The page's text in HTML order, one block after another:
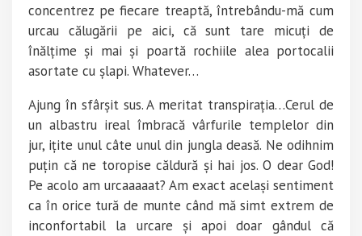
concentrez pe fiecare treaptă, întrebându-mă cum
urcau călugării pe aici, că sunt tare micuți de
înălțime și mai și poartă rochiile alea portocalii
asortate cu șlapi. Whatever…
Ajung în sfârșit sus. A meritat transpirația…Cerul de
un albastru ireal îmbracă vârfurile templelor din
jur, ițite unul câte unul din jungla deasă. Ne odihnim
puțin că ne toropise căldură și hai jos. O dear God!
Pe acolo am urcaaaaat? Am exact același sentiment
ca în orice tură de munte când mă simt extrem de
inconfortabil la urcare și apoi doar gândul că